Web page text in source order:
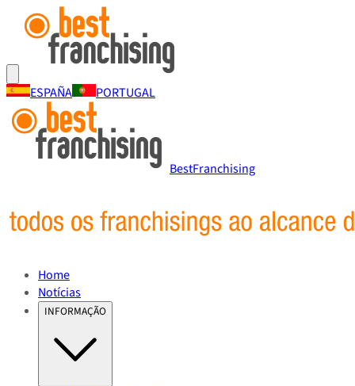
ESPAÑA PORTUGAL
BestFranchising
Home
Notícias
INFORMAÇÃO